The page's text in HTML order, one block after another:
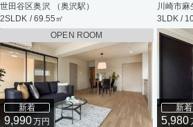
世田谷区奥沢 （奥沢駅）
2SLDK / 69.55㎡
川崎市麻
3LDK /
OPEN ROOM
新着
9,990万円
新着
5,980